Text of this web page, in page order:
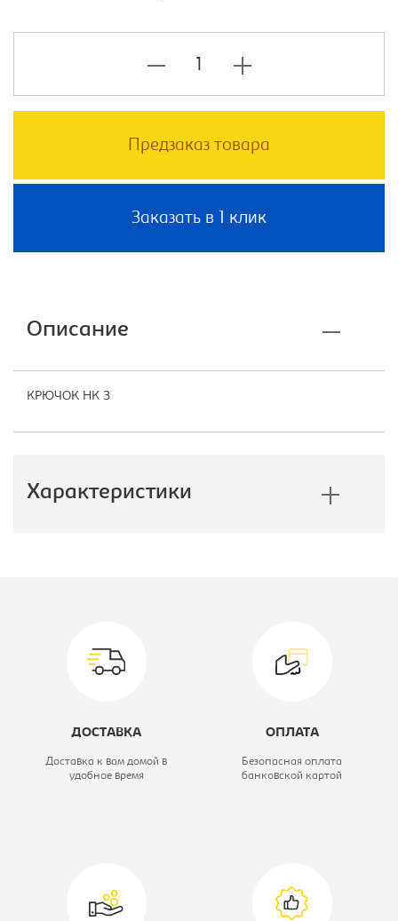
Предзаказ товара
Заказать в 1 клик
Описание
КРЮЧОК НК 3
Характеристики
ДОСТАВКА
Доставка к вам домой в
удобное время
ОПЛАТА
Безопасная оплата
банковской картой